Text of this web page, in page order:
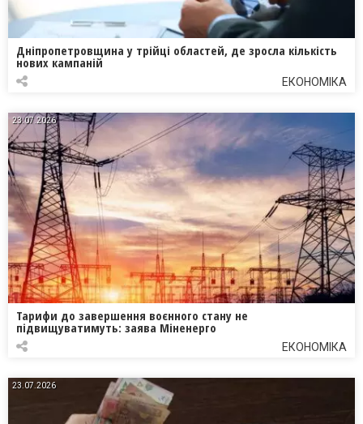
Дніпропетровщина у трійці областей, де зросла кількість
нових кампаній
ЕКОНОМІКА
23.07.2026
Тарифи до завершення воєнного стану не
підвищуватимуть: заява Міненерго
ЕКОНОМІКА
23.07.2026